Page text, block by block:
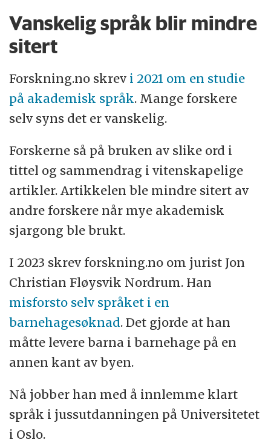
Vanskelig språk blir mindre
sitert
Forskning.no skrev i 2021 om en studie
på akademisk språk. Mange forskere
selv syns det er vanskelig.
Forskerne så på bruken av slike ord i
tittel og sammendrag i vitenskapelige
artikler. Artikkelen ble mindre sitert av
andre forskere når mye akademisk
sjargong ble brukt.
I 2023 skrev forskning.no om jurist Jon
Christian Fløysvik Nordrum. Han
misforsto selv språket i en
barnehagesøknad. Det gjorde at han
måtte levere barna i barnehage på en
annen kant av byen.
Nå jobber han med å innlemme klart
språk i jussutdanningen på Universitetet
i Oslo.